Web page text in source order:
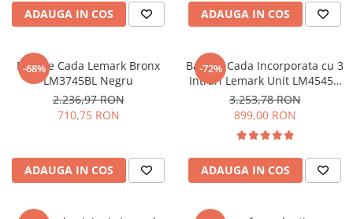
Dulap de baie cu oglindă
Dulap mic de baie
Sisteme de Dus
Oferta Zilei: Top Vânzări
Coloane de duș cu baterie
Lavoare
CHIUVETE STICLA
COMPACT
ELEGANT
FORM
FORMIC
KOMBINO
LINE MAXIM
ADAUGA IN COS ADAUGA IN COS
-68%
Baterie Cada Lemark Bronx
LM3745BL Negru
2.236,97 RON
710,75 RON
ADAUGA IN COS
-72%
Baterie Cada Incorporata cu 3
Intrari Lemark Unit LM4545C
Crom
3.253,78 RON
899,00 RON
ADAUGA IN COS